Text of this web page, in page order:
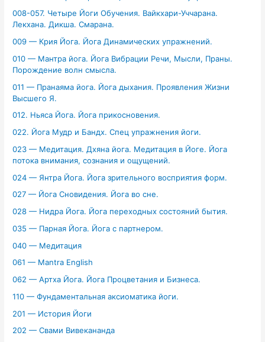
008-057. Четыре Йоги Обучения. Вайкхари-Уччарана.
Лекхана. Дикша. Смарана.
009 — Крия Йога. Йога Динамических упражнений.
010 — Мантра йога. Йога Вибрации Речи, Мысли, Праны.
Порождение волн смысла.
011 — Пранаяма йога. Йога дыхания. Проявления Жизни
Высшего Я.
012. Ньяса Йога. Йога прикосновения.
022. Йога Мудр и Бандх. Спец упражнения йоги.
023 — Медитация. Дхяна йога. Медитация в Йоге. Йога
потока внимания, сознания и ощущений.
024 — Янтра Йога. Йога зрительного восприятия форм.
027 — Йога Сновидения. Йога во сне.
028 — Нидра Йога. Йога переходных состояний бытия.
035 — Парная Йога. Йога с партнером.
040 — Медитация
061 — Mantra English
062 — Артха Йога. Йога Процветания и Бизнеса.
110 — Фундаментальная аксиоматика йоги.
201 — История Йоги
202 — Свами Вивекананда